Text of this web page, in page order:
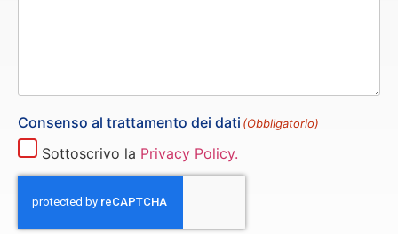
Consenso al trattamento dei dati (Obbligatorio)
Sottoscrivo la Privacy Policy.